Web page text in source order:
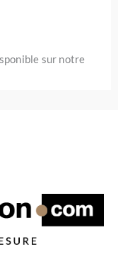
sur notre